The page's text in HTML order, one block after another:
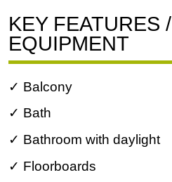
KEY FEATURES /
EQUIPMENT
✓ Balcony
✓ Bath
✓ Bathroom with daylight
✓ Floorboards